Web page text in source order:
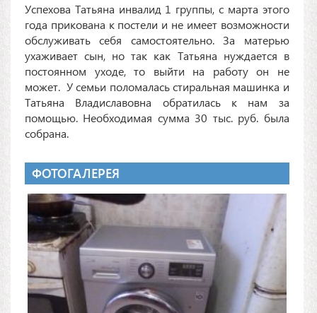
Успехова Татьяна инвалид 1 группы, с марта этого
года прикована к постели и не имеет возможности
обслуживать себя самостоятельно. За матерью
ухаживает сын, но так как Татьяна нуждается в
постоянном уходе, то выйти на работу он не
может. У семьи поломалась стиральная машинка и
Татьяна Владиславовна обратилась к нам за
помощью. Необходимая сумма 30 тыс. руб. была
собрана.
ФОТОГАЛЕРЕЯ